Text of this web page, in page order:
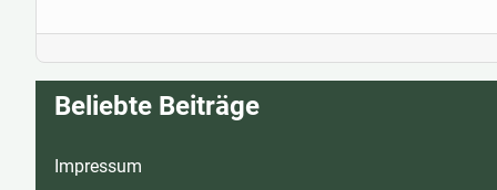
Beliebte Beiträge
Impressum